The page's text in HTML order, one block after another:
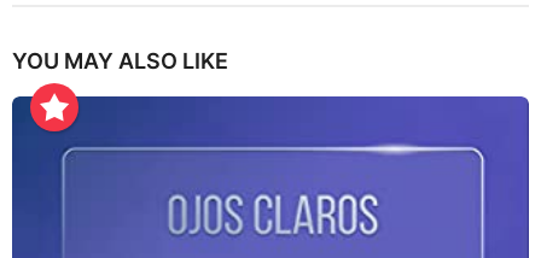
YOU MAY ALSO LIKE